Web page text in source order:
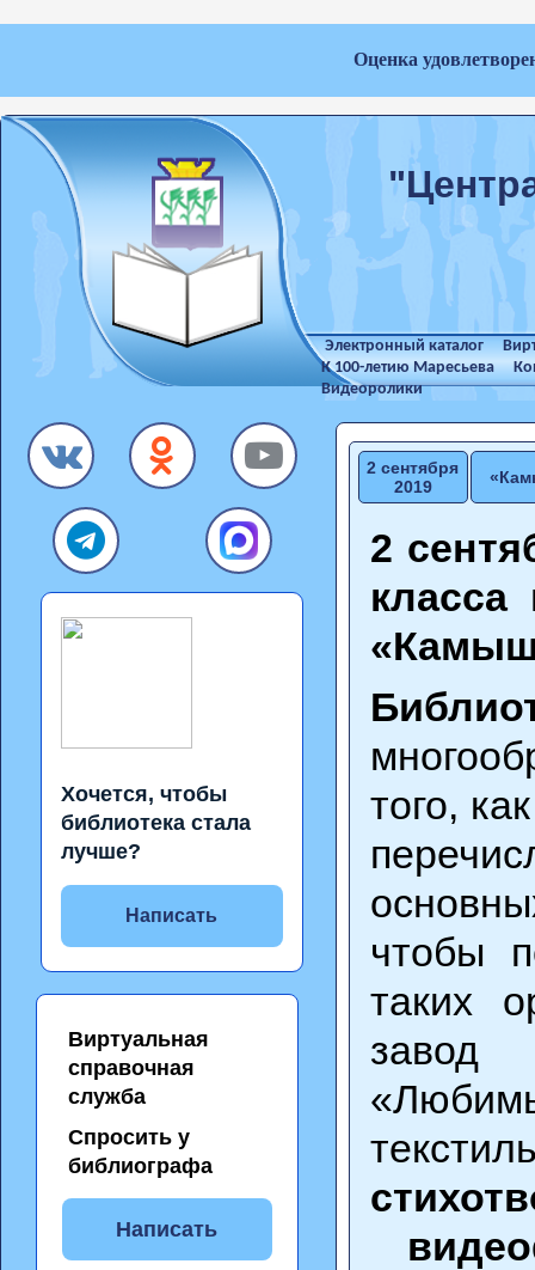
Оценка
Электронный каталог
К 100-летию Маресьева
Видеоролики
Хочется, чтобы
библиотека стала
лучше?
Написать
Виртуальная
справочная
служба
Спросить у
библиографа
Написать
2 сентября
2019
2
того,
чтобы
таких
завод